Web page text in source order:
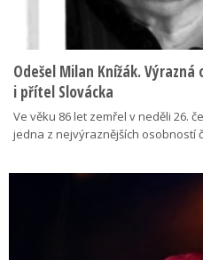
Odešel Milan Knížák.
i přítel Slovácka
Ve věku 86 let zemřel v neděli 26.
jedna z nejvýraznějších osobností